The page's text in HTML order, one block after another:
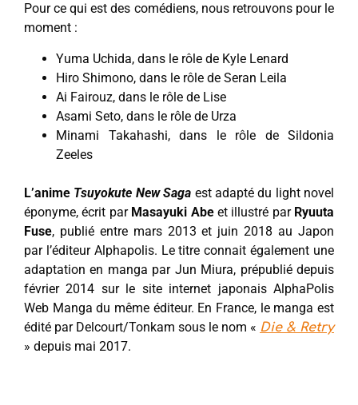
Pour ce qui est des comédiens, nous retrouvons pour le
moment :
Yuma Uchida, dans le rôle de Kyle Lenard
Hiro Shimono, dans le rôle de Seran Leila
Ai Fairouz, dans le rôle de Lise
Asami Seto, dans le rôle de Urza
Minami Takahashi, dans le rôle de Sildonia
Zeeles
L’anime Tsuyokute New Saga est adapté du light novel
éponyme, écrit par Masayuki Abeet illustré par Ryuuta
Fuse, publié entre mars 2013 et juin 2018 au Japon
par l’éditeur Alphapolis. Le titre connait également une
adaptation en manga par Jun Miura, prépublié depuis
février 2014 sur le site internet japonais AlphaPolis
Web Manga du même éditeur. En France, le manga est
édité par Delcourt/Tonkam sous le nom « Die & Retry
» depuis mai 2017.